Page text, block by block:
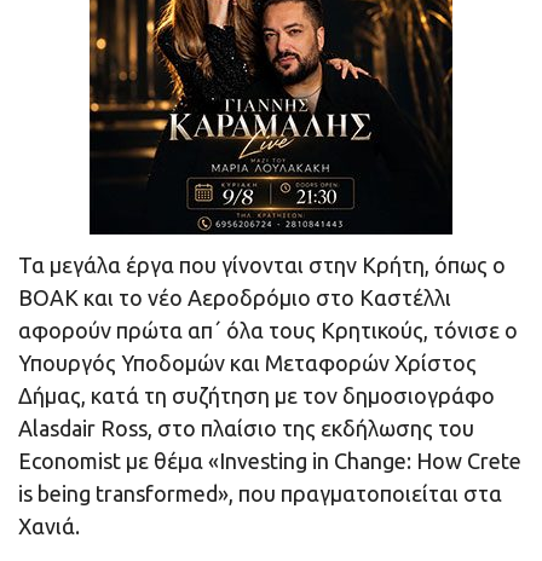
Τα μεγάλα έργα που γίνονται στην Κρήτη, όπως ο
ΒΟΑΚ και το νέο Αεροδρόμιο στο Καστέλλι
αφορούν πρώτα απ΄ όλα τους Κρητικούς, τόνισε ο
Υπουργός Υποδομών και Μεταφορών Χρίστος
Δήμας, κατά τη συζήτηση με τον δημοσιογράφο
Alasdair Ross, στο πλαίσιο της εκδήλωσης του
Economist με θέμα «Investing in Change: How Crete
is being transformed», που πραγματοποιείται στα
Χανιά.